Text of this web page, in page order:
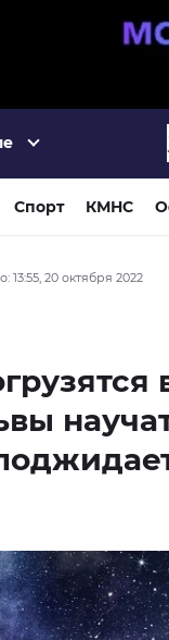
Спорт КМНС
13:55, 20 октября 2022